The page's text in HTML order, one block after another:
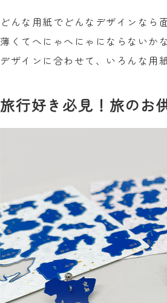
どんな用紙でどんなデザインなら
薄くてへにゃへにゃにならないか
デザインに合わせて、いろんな用
旅行好き必見！旅のお